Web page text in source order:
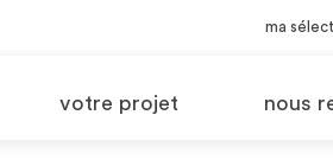
ma
votre projet nous